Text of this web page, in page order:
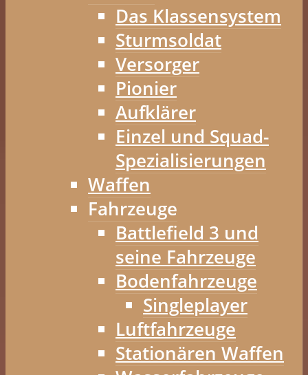
Das Klassensystem
Sturmsoldat
Versorger
Pionier
Aufklärer
Einzel und Squad-
Spezialisierungen
Waffen
Fahrzeuge
Battlefield 3 und
seine Fahrzeuge
Bodenfahrzeuge
Singleplayer
Luftfahrzeuge
Stationären Waffen